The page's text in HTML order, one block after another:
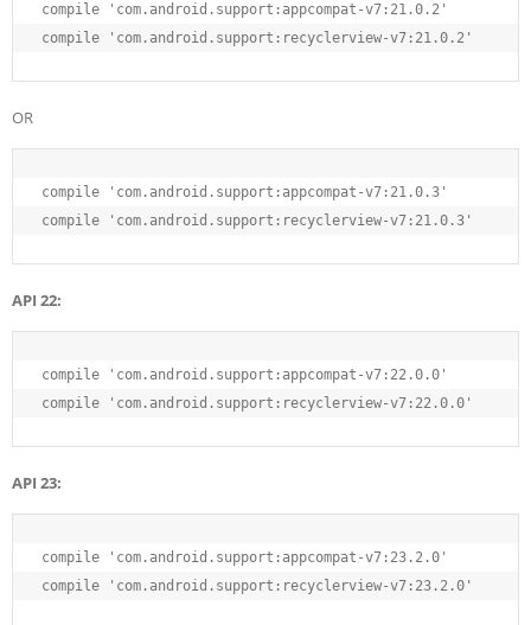
compile
'com.android.support:appcompat-v7:21.0.2'
compile
'com.android.support:recyclerview-v7:21.0.2'
OR
compile
'com.android.support:appcompat-v7:21.0.3'
compile
'com.android.support:recyclerview-v7:21.0.3'
API 22:
compile
'com.android.support:appcompat-v7:22.0.0'
compile
'com.android.support:recyclerview-v7:22.0.0'
API 23:
compile
'com.android.support:appcompat-v7:23.2.0'
compile
'com.android.support:recyclerview-v7:23.2.0'